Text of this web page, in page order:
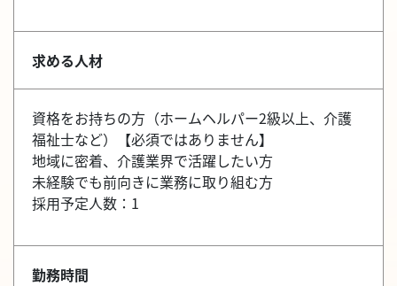
求める人材
資格をお持ちの方（ホームヘルパー2級以上、介護
福祉士など）【必須ではありません】
地域に密着、介護業界で活躍したい方
未経験でも前向きに業務に取り組む方
採用予定人数：1
勤務時間